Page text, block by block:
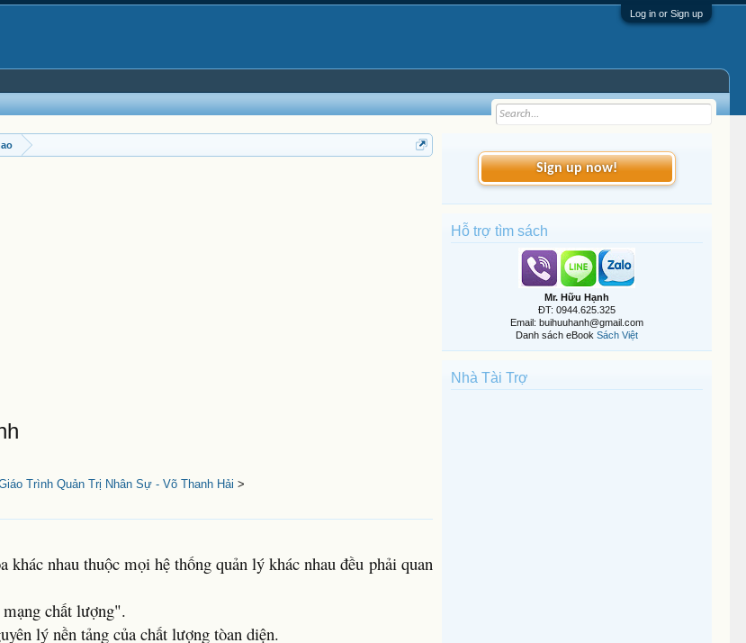
Log in or Sign up
Trình Quản Trị Nhân Sự - Võ Thanh Hải >
nhau thuộc mọi hệ thống quản lý khác nhau đều phải quan
chất lượng".
lý nền tảng của chất lượng tòan diện.
Sign up now!
Hỗ trợ tìm sách
Mr. Hữu Hạnh
ĐT: 0944.625.325
Email: buihuuhanh@gmail.com
Danh sách eBook Sách Việt
Nhà Tài Trợ